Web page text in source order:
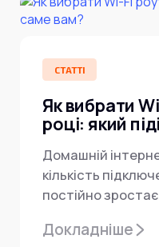
СТАТТІ
Як вибрати
році: який
Домашній
кількість
постійно
приставки,
Докладніше